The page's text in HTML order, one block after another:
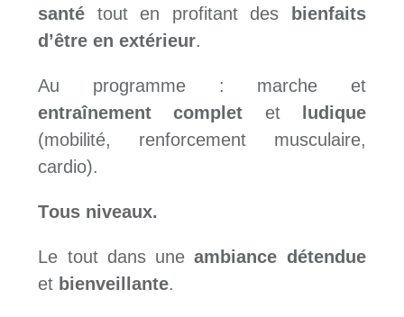
santé tout en profitant des
bienfaits
d’être en extérieur.
Au programme : marche et
entraînement complet et
ludique
(mobilité, renforcement musculaire,
cardio).
Tous niveaux.
Le tout dans uneambiance détendue
et bienveillante.